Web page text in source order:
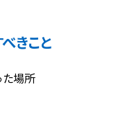
きこと
た場所